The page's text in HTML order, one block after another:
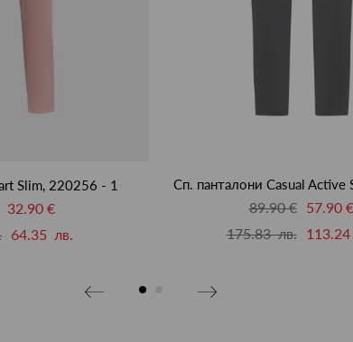
Slim, 220256 - 1
32.90 €
64.35 лв.
Сп. панталони Casual Active
89.90 €
57.90 €
175.83 лв.
113.24